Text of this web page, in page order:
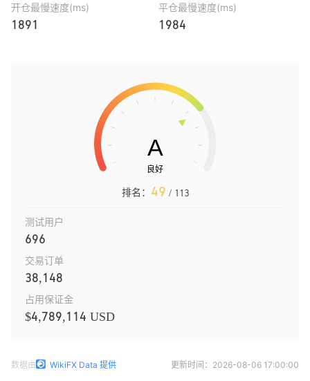
开仓最慢速度(ms)
1891
平仓最慢速度(ms)
1984
排名： 49 / 113
测试用户
696
交易订单
38,148
占用保证金
$4,789,114 USD
数据由 WikiFX Data 提供 更新时间： 2026-08-06 17:00:00